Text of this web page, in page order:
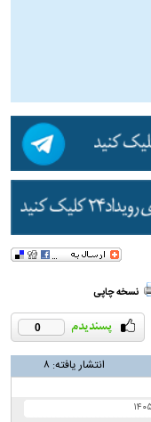
نسخه چاپی
0
انتشار یافته: ۸